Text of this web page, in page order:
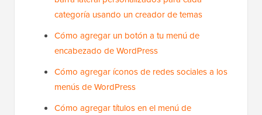
categoría usando un creador de temas
Cómo agregar un botón a tu menú de
encabezado de WordPress
Cómo agregar íconos de redes sociales a los
menús de WordPress
Cómo agregar títulos en el menú de